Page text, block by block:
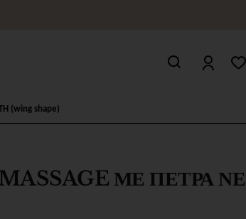
(wing shape)
ΜΕ ΠΕΤΡΑ